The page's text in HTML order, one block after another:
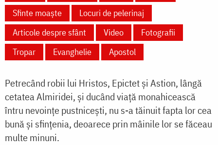
Sfinte moaște
Locuri de pelerinaj
Articole despre sfânt
Video
Fotografii
Tropar
Evanghelie Apostol
Petrecând robii lui Hristos, Epictet și Astion, lângă
cetatea Almiridei, și ducând viață monahicească
întru nevoințe pustnicești, nu s-a tăinuit fapta lor cea
bună și sfințenia, deoarece prin mâinile lor se făceau
multe minuni.